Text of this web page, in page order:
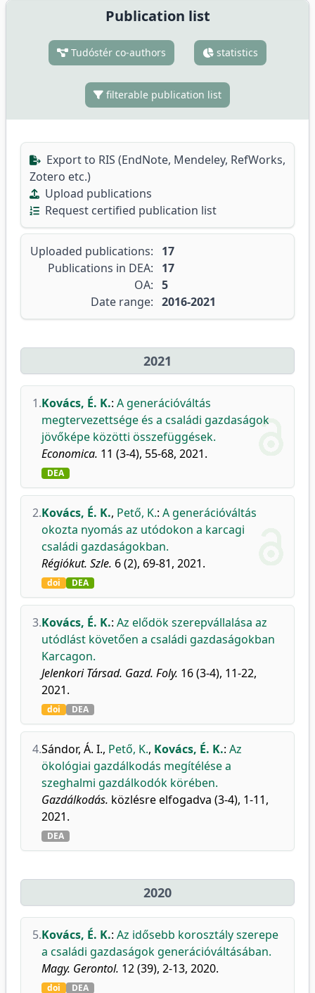
Publication list
Tudóstér co-authors statistics
filterable publication list
Export to RIS (EndNote, Mendeley, RefWorks,
Zotero etc.)
Upload publications
Request certified publication list
Uploaded publications:
17
Publications in DEA:
17
OA: 5
Date range: 2016-2021
2021
1.Kovács, É. K.: A generációváltás
megtervezettsége és a családi gazdaságok
jövőképe közötti összefüggések.
Economica. 11 (3-4), 55-68, 2021.
DEA
2.Kovács, É. K., Pető, K.: A generációváltás
okozta nyomás az utódokon a karcagi
családi gazdaságokban.
Régiókut. Szle. 6 (2), 69-81, 2021.
doi DEA
3.Kovács, É. K.: Az elődök szerepvállalása az
utódlást követően a családi gazdaságokban
Karcagon.
Jelenkori Társad. Gazd. Foly. 16 (3-4), 11-22,
2021.
doi DEA
4.Sándor, Á. I., Pető, K., Kovács, É. K.: Az
ökológiai gazdálkodás megítélése a
szeghalmi gazdálkodók körében.
Gazdálkodás. közlésre elfogadva (3-4), 1-11,
2021.
DEA
2020
5.Kovács, É. K.: Az idősebb korosztály szerepe
a családi gazdaságok generációváltásában.
Magy. Gerontol. 12 (39), 2-13, 2020.
doi DEA